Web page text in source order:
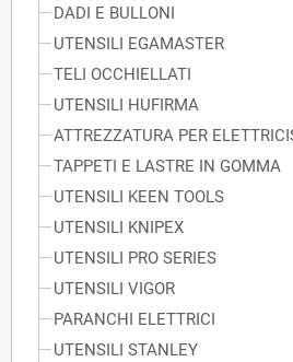
DADI E BULLONI
UTENSILI EGAMASTER
TELI OCCHIELLATI
UTENSILI HUFIRMA
ATTREZZATURA PER
TAPPETI E LASTRE IN GOMMA
UTENSILI KEEN TOOLS
UTENSILI KNIPEX
UTENSILI PRO SERIES
UTENSILI VIGOR
PARANCHI ELETTRICI
UTENSILI STANLEY